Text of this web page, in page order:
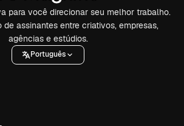
para você direcionar seu melhor trabalho.
de assinantes entre criativos, empresas,
agências e estúdios.
Português